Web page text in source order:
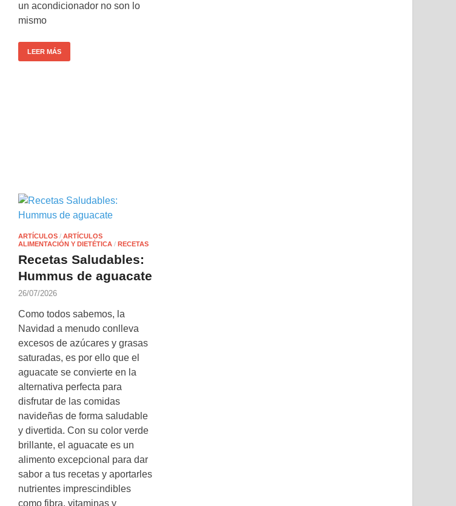
un acondicionador no son lo
mismo
LEER MÁS
ARTÍCULOS / ARTÍCULOS
ALIMENTACIÓN Y DIETÉTICA / RECETAS
Recetas Saludables:
Hummus de aguacate
26/07/2026
Como todos sabemos, la
Navidad a menudo conlleva
excesos de azúcares y grasas
saturadas, es por ello que el
aguacate se convierte en la
alternativa perfecta para
disfrutar de las comidas
navideñas de forma saludable
y divertida. Con su color verde
brillante, el aguacate es un
alimento excepcional para dar
sabor a tus recetas y aportarles
nutrientes imprescindibles
como fibra, vitaminas y